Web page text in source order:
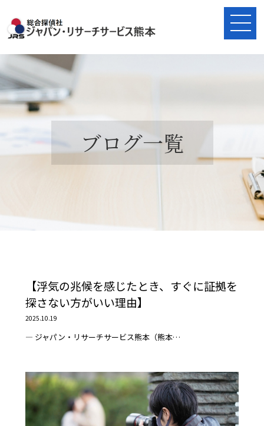
ブログ一覧
【浮気の兆候を感じたとき、すぐに証拠を
探さない方がいい理由】
2025.10.19
― ジャパン・リサーチサービス熊本（熊本…